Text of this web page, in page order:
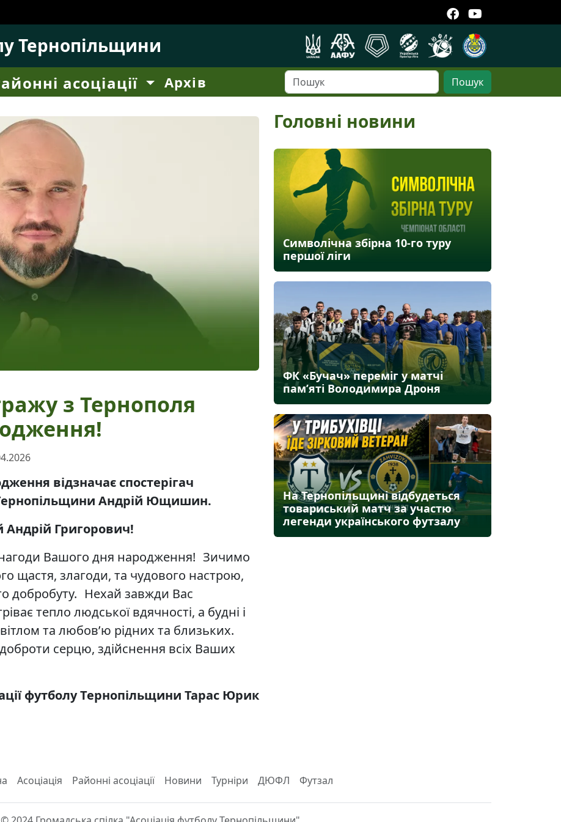
Тернопільщини
асоціації Архів Пошук
з Тернополя
відзначає спостерігач
Тернопільщини Андрій Ющишин.
Григорович!
Вашого дня народження! Зичимо
щастя, злагоди, та чудового настрою,
добробуту. Нехай завжди Вас
тепло людської вдячності, а будні і
та любов’ю рідних та близьких.
серцю, здійснення всіх Ваших
футболу Тернопільщини Тарас Юрик
Головні новини
Символічна збірна 10-го туру
першої ліги
ФК «Бучач» переміг у матчі
пам’яті Володимира Дроня
На Тернопільщині відбудеться
товариський матч за участю
легенди українського футзалу
Асоціація Районні асоціації Новини Турніри ДЮФЛ Футзал